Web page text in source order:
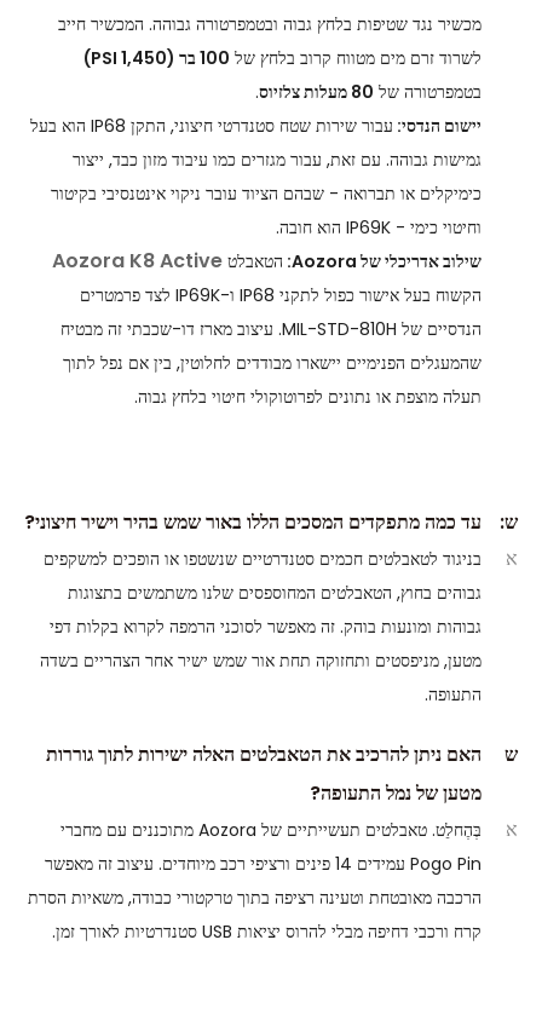
מכשיר נגד שטיפות בלחץ גבוה ובטמפרטורה גבוהה. המכשיר חייב
לשרוד זרם מים מטווח קרוב בלחץ של 100 בר (1,450 PSI)
בטמפרטורה של 80 מעלות צלזיוס
.
יישום הנדסי:
עבור שירות שטח סטנדרטי חיצוני, התקן IP68 הוא בעל
גמישות גבוהה. עם זאת, עבור מגזרים כמו עיבוד מזון כבד, ייצור
כימיקלים או תברואה - שבהם הציוד עובר ניקוי אינטנסיבי בקיטור
וחיטוי כימי - IP69K הוא חובה.
שילוב אדריכלי של Aozora:
הטאבלט Aozora K8 Active
הקשוח בעל אישור כפול לתקני IP68 ו-IP69K לצד פרמטרים
הנדסיים של MIL-STD-810H. עיצוב מארז דו-שכבתי זה מבטיח
שהמעגלים הפנימיים יישארו מבודדים לחלוטין, בין אם נפל לתוך
תעלה מוצפת או נתונים לפרוטוקולי חיטוי בלחץ גבוה.
ש:
עד כמה מתפקדים המסכים הללו באור שמש בהיר וישיר חיצוני?
א
בניגוד לטאבלטים חכמים סטנדרטיים שנשטפו או הופכים למשקפים
גבוהים בחוץ, הטאבלטים המחוספסים שלנו משתמשים בתצוגות
גבוהות ומונעות בוהק. זה מאפשר לסוכני הרמפה לקרוא בקלות דפי
מטען, מניפסטים ותחזוקה תחת אור שמש ישיר אחר הצהריים בשדה
התעופה.
ש
האם ניתן להרכיב את הטאבלטים האלה ישירות לתוך גוררות
מטען של נמל התעופה?
א
בְּהֶחלֵט. טאבלטים תעשייתיים של Aozora מתוכננים עם מחברי
Pogo Pin עמידים 14 פינים ורציפי רכב מיוחדים. עיצוב זה מאפשר
הרכבה מאובטחת וטעינה רציפה בתוך טרקטורי כבודה, משאיות הסרת
קרח ורכבי דחיפה מבלי להרוס יציאות USB סטנדרטיות לאורך זמן.